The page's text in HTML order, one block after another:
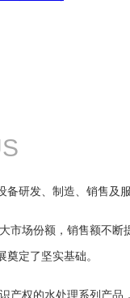
发、制造、销售及服
份额，销售额不断
定了坚实基础。
的水处理系列产品